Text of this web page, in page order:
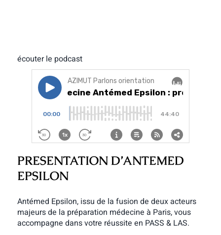
écouter le podcast
PRESENTATION D’ANTEMED
EPSILON
Antémed Epsilon, issu de la fusion de deux acteurs
majeurs de la préparation médecine à Paris, vous
accompagne dans votre réussite en PASS & LAS.